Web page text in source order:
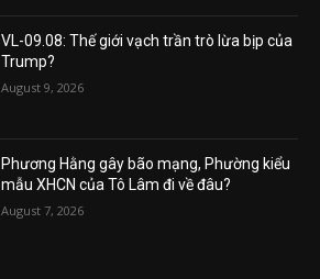
VL-09.08: Thế giới vạch trần trò lừa bịp của
Trump?
August 9, 2026
Phương Hằng gây bão mạng, Phường kiểu
mẫu XHCN của Tô Lâm đi về đâu?
August 7, 2026